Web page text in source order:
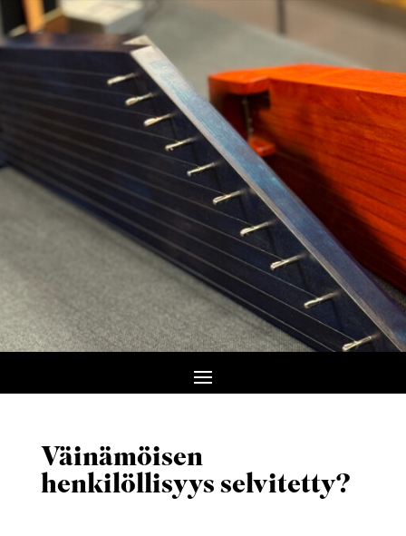
Väinämöisen
henkilöllisyys selvitetty?